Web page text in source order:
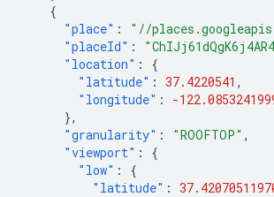
{
"place" :
"//
"placeId" :
"location" :
{
"latitude" : 37.4220541 ,
"longitude" :
-
},
"granularity" : "ROOFTOP" ,
"viewport" :
{
"low" :
{
"latitude" :